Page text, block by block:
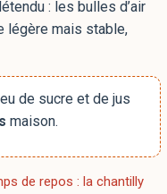
: les bulles d’air
légère mais stable,
de sucre et de jus
maison.
de repos : la chantilly